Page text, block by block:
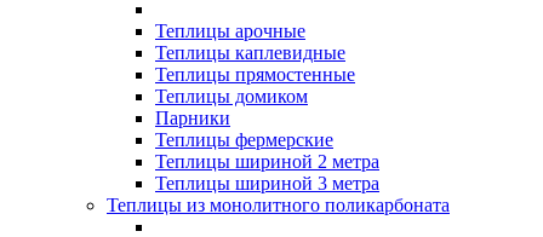
Теплицы арочные
Теплицы каплевидные
Теплицы прямостенные
Теплицы домиком
Парники
Теплицы фермерские
Теплицы шириной 2 метра
Теплицы шириной 3 метра
Теплицы из монолитного поликарбоната